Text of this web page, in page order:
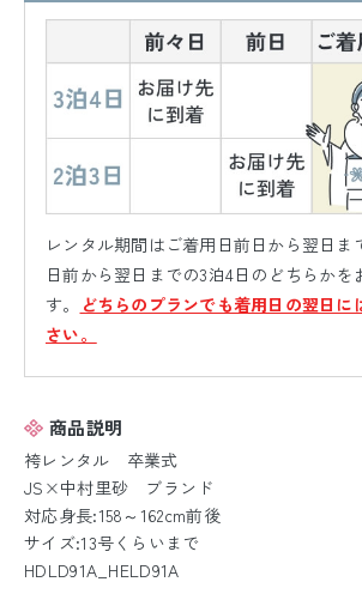
レンタル期間はご着用日前日から翌日ま
日前から翌日までの3泊4日のどちらかを
す。
どちらのプランでも着用日の翌日に
さい。
商品説明
袴レンタル 卒業式
JS×中村里砂 ブランド
対応身長:158～162cm前後
サイズ:13号くらいまで
HDLD91A_HELD91A